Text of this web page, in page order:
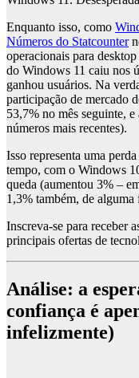
Enquanto isso, como
Números do Statcounter
operacionais para
do Windows 11 caiu nos
ganhou usuários. Na
participação de mercado
53,7% no mês seguinte,
números mais recentes).
Isso representa uma
tempo, com o Windows
queda (aumentou 3% –
1,3% também, de alguma
Inscreva-se para receber
principais ofertas de
Análise: a
confiança é
infelizmente)